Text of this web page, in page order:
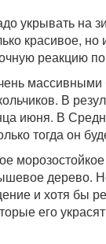
укрывать на
красивое,
реакцию
В
июня. В
тогда он
дерево.
и хотя бы
его